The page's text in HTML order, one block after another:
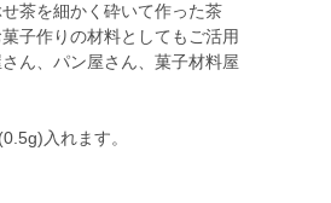
茶を細かく砕いて作った茶
子作りの材料としてもご活用
ん、パン屋さん、菓子材料屋
入れます。